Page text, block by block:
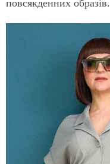
повсякденних образів.